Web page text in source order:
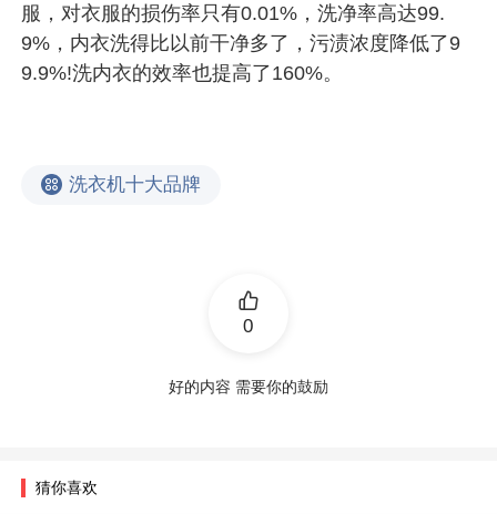
服，对衣服的损伤率只有0.01%，洗净率高达99.
9%，内衣洗得比以前干净多了，污渍浓度降低了9
9.9%!洗内衣的效率也提高了160%。
洗衣机十大品牌
0
好的内容 需要你的鼓励
猜你喜欢